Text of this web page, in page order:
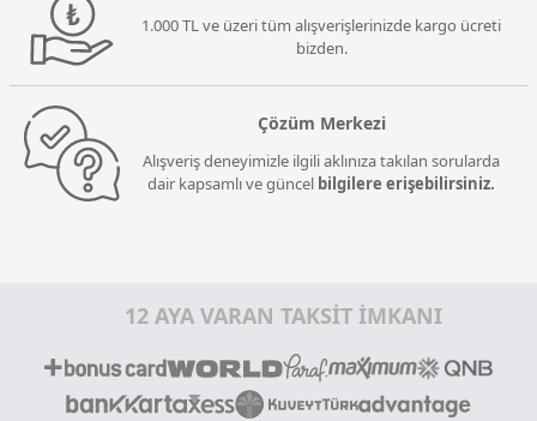
1.000 TL ve üzeri tüm alışverişlerinizde kargo ücreti
bizden.
Çözüm Merkezi
Alışveriş deneyimizle ilgili aklınıza takılan sorularda
dair kapsamlı ve güncel bilgilere erişebilirsiniz.
12 AYA VARAN TAKSİT İMKANI